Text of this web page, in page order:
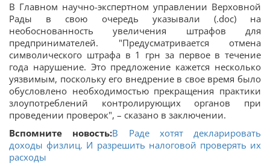
В Главном научно-экспертном управлении Верховной
Рады в свою очередь указывали (.doc) на
необоснованность увеличения штрафов для
предпринимателей. "Предусматривается отмена
символического штрафа в 1 грн за первое в течение
года нарушение. Это предложение кажется несколько
уязвимым, поскольку его внедрение в свое время было
обусловлено необходимостью прекращения практики
злоупотреблений контролирующих органов при
проведении проверок", – сказано в заключении.
Вспомните новость:В Раде хотят декларировать
доходы физлиц. И разрешить налоговой проверять их
расходы